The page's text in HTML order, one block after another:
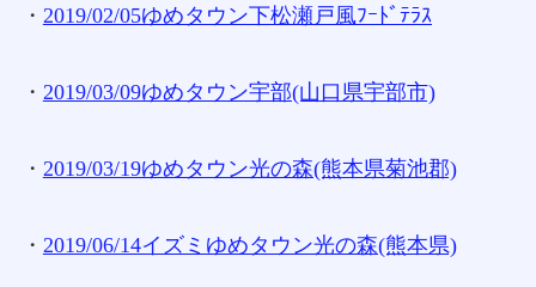
・ 2019/02/05ゆめタウン下松瀬戸風ﾌｰﾄﾞﾃﾗｽ
・ 2019/03/09ゆめタウン宇部(山口県宇部市)
・ 2019/03/19ゆめタウン光の森(熊本県菊池郡)
・ 2019/06/14イズミゆめタウン光の森(熊本県)